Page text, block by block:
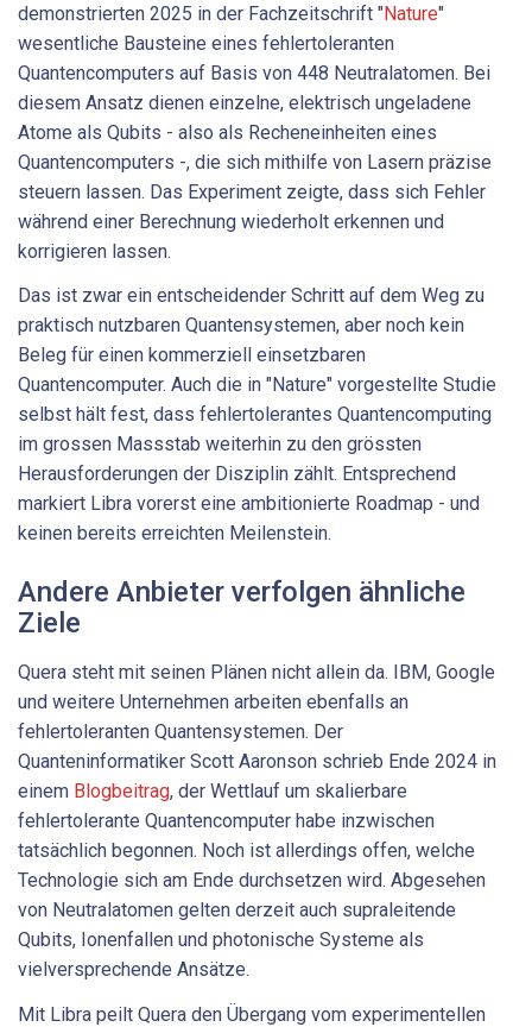
demonstrierten 2025 in der Fachzeitschrift "Nature"
wesentliche Bausteine eines fehlertoleranten
Quantencomputers auf Basis von 448 Neutralatomen. Bei
diesem Ansatz dienen einzelne, elektrisch ungeladene
Atome als Qubits - also als Recheneinheiten eines
Quantencomputers -, die sich mithilfe von Lasern präzise
steuern lassen. Das Experiment zeigte, dass sich Fehler
während einer Berechnung wiederholt erkennen und
korrigieren lassen.
Das ist zwar ein entscheidender Schritt auf dem Weg zu
praktisch nutzbaren Quantensystemen, aber noch kein
Beleg für einen kommerziell einsetzbaren
Quantencomputer. Auch die in "Nature" vorgestellte Studie
selbst hält fest, dass fehlertolerantes Quantencomputing
im grossen Massstab weiterhin zu den grössten
Herausforderungen der Disziplin zählt. Entsprechend
markiert Libra vorerst eine ambitionierte Roadmap - und
keinen bereits erreichten Meilenstein.
Andere Anbieter verfolgen ähnliche
Ziele
Quera steht mit seinen Plänen nicht allein da. IBM, Google
und weitere Unternehmen arbeiten ebenfalls an
fehlertoleranten Quantensystemen. Der
Quanteninformatiker Scott Aaronson schrieb Ende 2024 in
einem Blogbeitrag, der Wettlauf um skalierbare
fehlertolerante Quantencomputer habe inzwischen
tatsächlich begonnen. Noch ist allerdings offen, welche
Technologie sich am Ende durchsetzen wird. Abgesehen
von Neutralatomen gelten derzeit auch supraleitende
Qubits, Ionenfallen und photonische Systeme als
vielversprechende Ansätze.
Mit Libra peilt Quera den Übergang vom experimentellen